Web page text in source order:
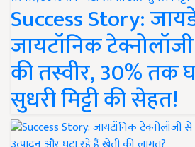
Success Story:
जायटॉनिक
की तस्वीर, 30% तक
सुधरी मिट्टी की सेहत!